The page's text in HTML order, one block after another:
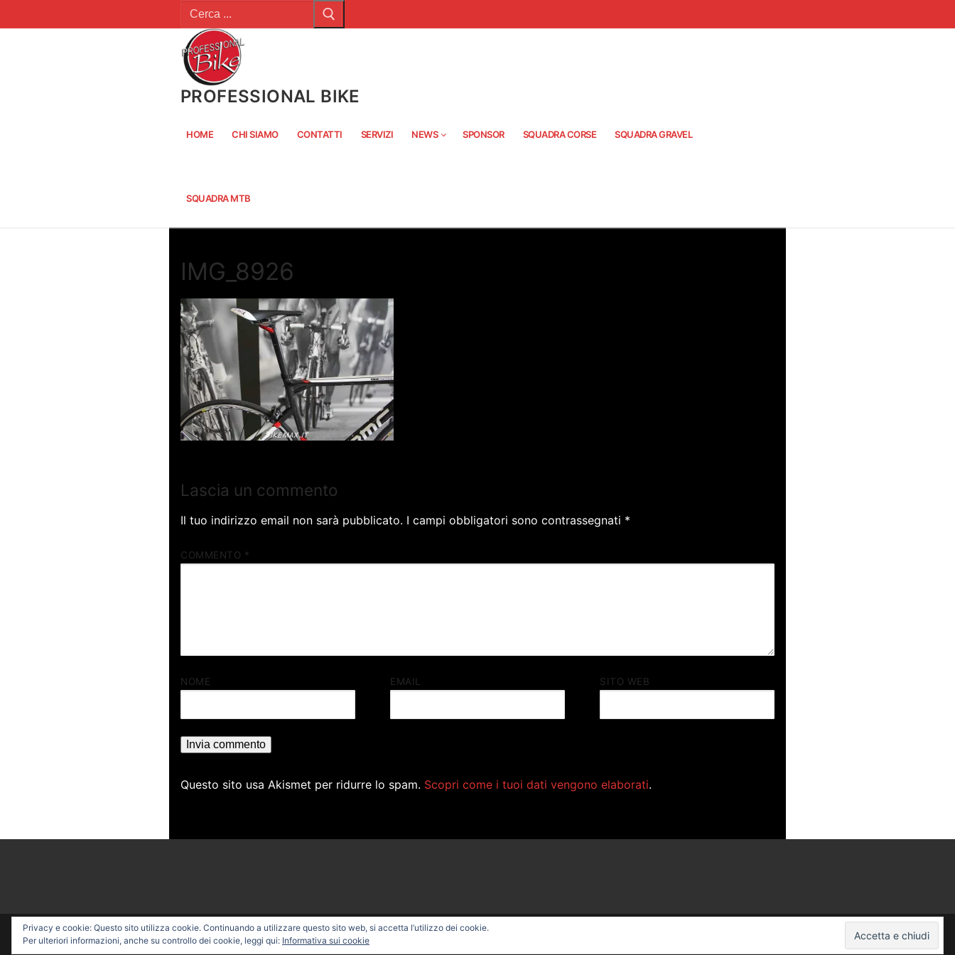
al
PROFESSIONAL BIKE
HOME CHI SIAMO CONTATTI SERVIZI NEWS SPONSOR SQUADRA CORSE SQUADRA GRAVEL
SQUADRA MTB
IMG_8926
Lascia un commento
Il tuo indirizzo email non sarà pubblicato. I campi obbligatori sono contrassegnati *
COMMENTO *
NOME EMAIL SITO WEB
Questo sito usa Akismet per ridurre lo spam. Scopri come i tuoi dati vengono elaborati.
Copyright © 2026 PROFESSIONAL BIKE – Powered by
Privacy e cookie: Questo sito utilizza cookie. Continuando a utilizzare questo sito web, si accetta l’utilizzo dei cookie.
Per ulteriori informazioni, anche su controllo dei cookie, leggi qui: Informativa sui cookie